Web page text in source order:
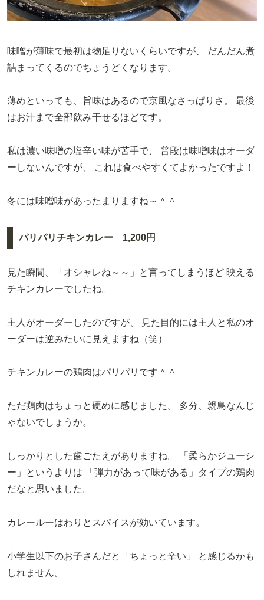
味噌が薄味で最初は物足りないくらいですが、
だんだん煮
詰まってくるのでちょうどくなります。
薄めといっても、旨味はあるので京風なさっぱりさ。
最後
はお汁まで全部飲み干せるほどです。
私は濃い味噌の塩辛い味が苦手で、
普段は味噌味はオーダ
ーしないんですが、
これは食べやすくてよかったですよ！
冬には味噌味があったまりますね～＾＾
パリパリチキンカレー 1,200円
見た瞬間、「オシャレね～～」と言ってしまうほど 映える
チキンカレーでしたね。
主人がオーダーしたのですが、
見た目的には主人と私のオ
ーダーは逆みたいに見えますね（笑）
チキンカレーの鶏肉はパリパリです＾＾
ただ鶏肉はちょっと硬めに感じました。
多分、親鳥なんじ
ゃないでしょうか。
しっかりとした歯ごたえがありますね。
「柔らかジューシ
ー」というよりは 「弾力があって味がある」タイプの鶏肉
だなと思いました。
カレールーはわりとスパイスが効いています。
小学生以下のお子さんだと「ちょっと辛い」
と感じるかも
しれません。